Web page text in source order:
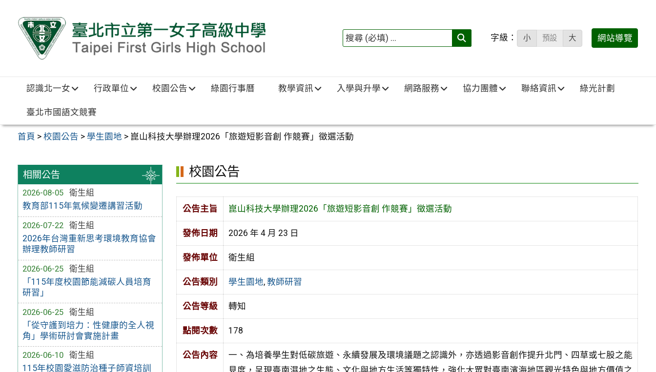
搜
填)：
字級： 小 預設 大 網站導覽
認識北一女 行政單位 校園公告 綠園行事曆 教學資訊 入學與升學 網路服務 協力團體 聯絡資訊 綠光計劃
臺北市國語文競賽
首頁 >校園公告 > 學生園地 > 崑山科技大學辦理2026「旅遊短影音創 作競賽」徵選活動
相關公告
2026-08-05
衛生組
教育部115年氣候變遷講習活動
2026-07-22
衛生組
2026年台灣重新思考環境教育協會
辦理教師研習
2026-06-25
衛生組
「115年度校園節能減碳人員培育
研習」
2026-06-25
衛生組
「從守護到培力：性健康的全人視
角」學術研討會實施計畫
2026-06-10
衛生組
115年校園愛滋防治種子師資培訓
校園公告
公告主旨 崑山科技大學辦理2026「旅遊短影音創 作競賽」徵選活動
發佈日期 2026 年 4 月 23 日
發佈單位 衛生組
公告類別 學生園地, 教師研習
公告等級 轉知
點閱次數 178
公告內容
一、為培養學生對低碳旅遊、永續發展及環境議題之認識外，亦透過影音創作提升北門、四草或七股之能
見度，呈現臺南濕地之生態、文化與地方生活等獨特性，強化大眾對臺南濱海地區觀光特色與地方價值之